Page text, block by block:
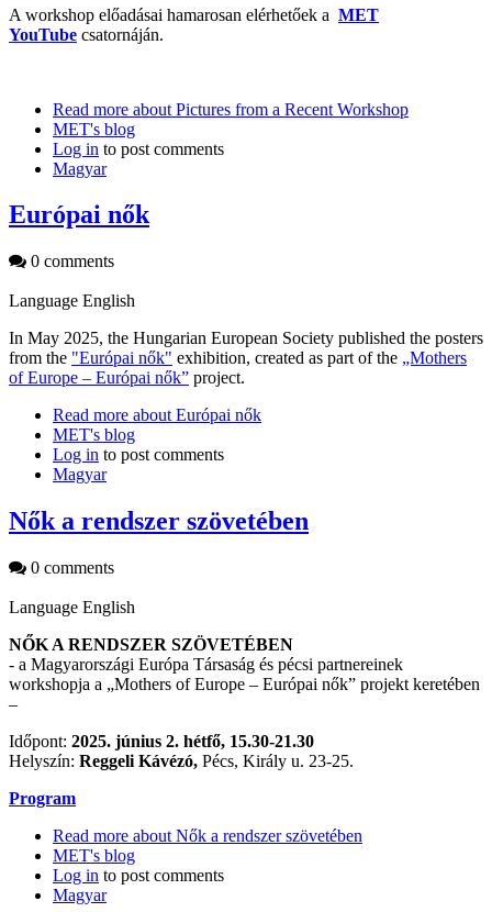
A workshop előadásai hamarosan elérhetőek a MET
YouTube csatornáján.
Read more about Pictures from a Recent Workshop
MET's blog
Log in to post comments
Magyar
Európai nők
0 comments
Language English
In May 2025, the Hungarian European Society published the posters
from the "Európai nők" exhibition, created as part of the „Mothers
of Europe – Európai nők” project.
Read more about Európai nők
MET's blog
Log in to post comments
Magyar
Nők a rendszer szövetében
0 comments
Language English
NŐK A RENDSZER SZÖVETÉBEN
- a Magyarországi Európa Társaság és pécsi partnereinek
workshopja a „Mothers of Europe – Európai nők” projekt keretében
–
Időpont: 2025. június 2. hétfő, 15.30-21.30
Helyszín: Reggeli Kávézó, Pécs, Király u. 23-25.
Program
Read more about Nők a rendszer szövetében
MET's blog
Log in to post comments
Magyar